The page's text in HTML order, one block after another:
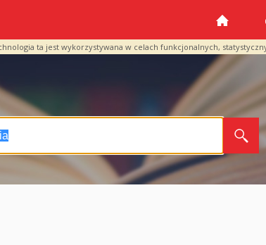
ta jest wykorzystywana w celach funkcjonalnych,